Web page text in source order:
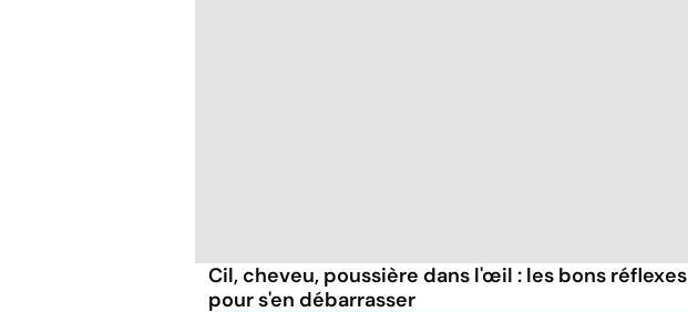
Cil, cheveu, poussière dans l'œil : les bons réflexes
pour s'en débarrasser